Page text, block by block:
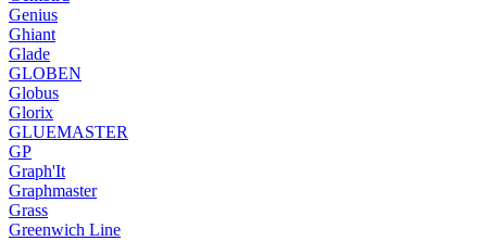
Genius
Ghiant
Glade
GLOBEN
Globus
Glorix
GLUEMASTER
GP
Graph'It
Graphmaster
Grass
Greenwich Line